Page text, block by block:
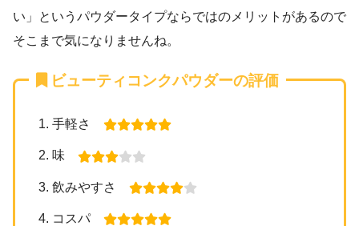
い」というパウダータイプならではのメリットがあるので
そこまで気になりませんね。
ビューティコンクパウダーの評価
手軽さ
味
飲みやすさ
コスパ